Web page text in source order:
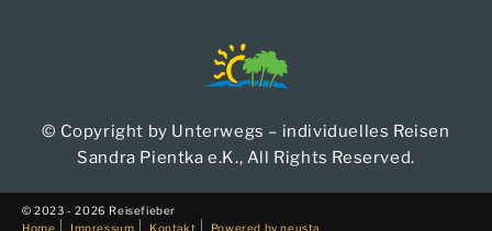
© Copyright by Unterwegs – individuelles Reisen
Sandra Pientka e.K., All Rights Reserved.
© 2023 - 2026 Reisefieber
Home
Impressum Kontakt Powered by neusta